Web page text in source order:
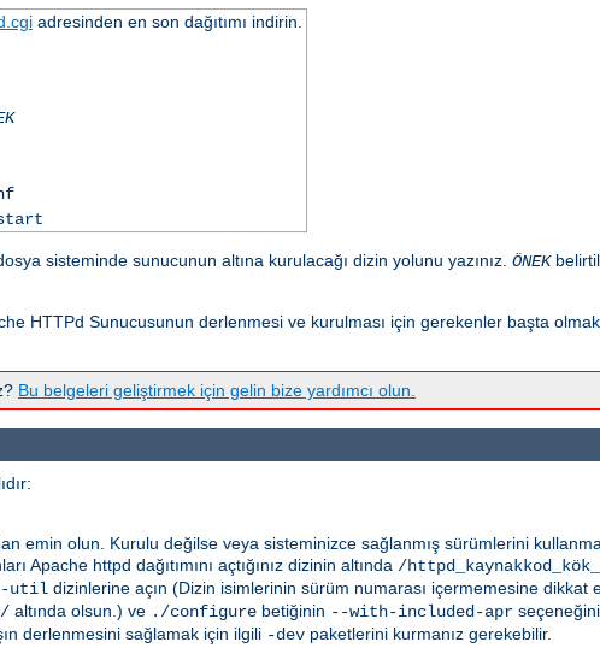
adresinden en son dağıtımı indirin.
sisteminde sunucunun altına kurulacağı dizin yolunu yazınız. ÖNEK
HTTPd Sunucusunun derlenmesi ve kurulması için gerekenler başta olmak
Bu belgeleri geliştirmek için gelin bize yardımcı olun.
emin olun. Kurulu değilse veya sisteminizce sağlanmış sürümlerini
Apache httpd dağıtımını açtığınız dizinin altında /
util dizinlerine açın (Dizin isimlerinin sürüm numarası içermemesine dikkat
altında olsun.) ve ./configure betiğinin --with-included-apr
derlenmesini sağlamak için ilgili -dev paketlerini kurmanız gerekebilir.